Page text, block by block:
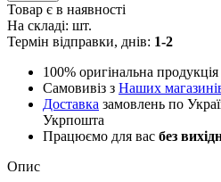
Товар є в наявності
На складі: шт.
Термін відправки, днів: 1-2
100% оригінальна продукція
Самовивіз з Наших
Доставка замовлень по
Укрпошта
Працюємо для вас без
Опис